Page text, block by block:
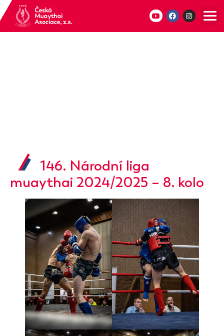
146. Národní liga
muaythai 2024/2025 – 8. kolo